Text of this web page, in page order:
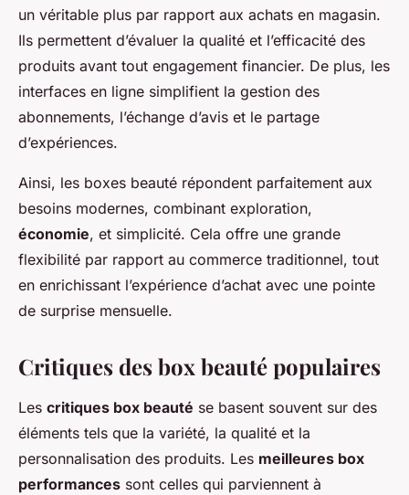
un véritable plus par rapport aux achats en magasin.
Ils permettent d’évaluer la qualité et l’efficacité des
produits avant tout engagement financier. De plus, les
interfaces en ligne simplifient la gestion des
abonnements, l’échange d’avis et le partage
d’expériences.
Ainsi, les boxes beauté répondent parfaitement aux
besoins modernes, combinant exploration,
économie, et simplicité. Cela offre une grande
flexibilité par rapport au commerce traditionnel, tout
en enrichissant l’expérience d’achat avec une pointe
de surprise mensuelle.
Critiques des box beauté populaires
Les critiques box beauté se basent souvent sur des
éléments tels que la variété, la qualité et la
personnalisation des produits. Les meilleures box
performances sont celles qui parviennent à